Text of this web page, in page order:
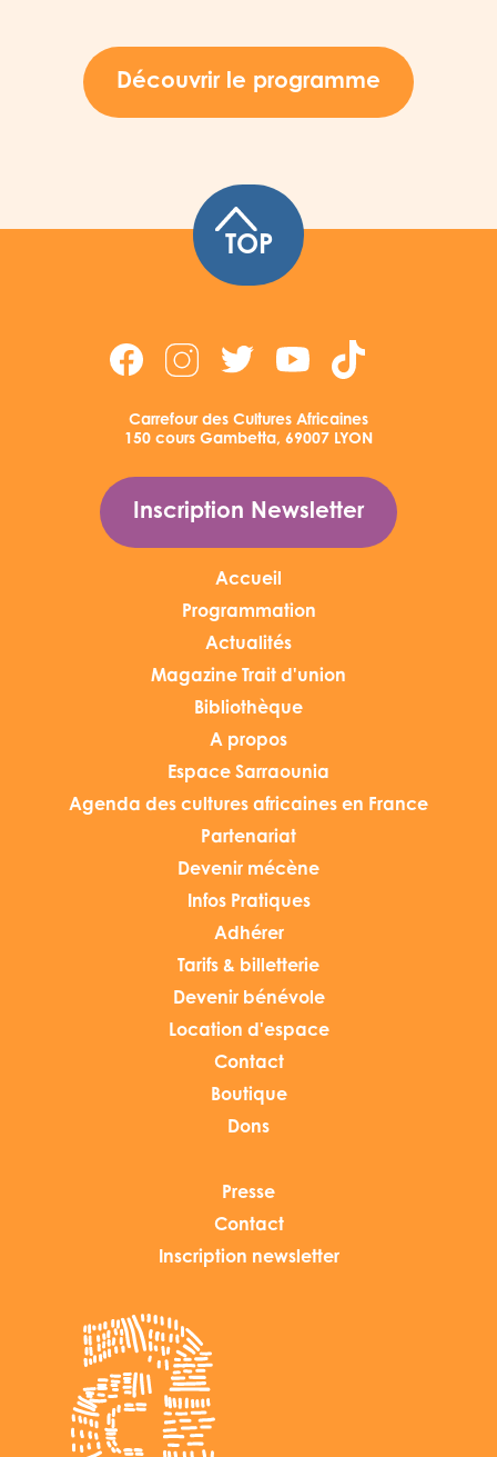
Découvrir le programme
TOP
Carrefour des Cultures Africaines
150 cours Gambetta, 69007 LYON
Inscription Newsletter
Accueil
Programmation
Actualités
Magazine Trait d'union
Bibliothèque
A propos
Espace Sarraounia
Agenda des cultures africaines en France
Partenariat
Devenir mécène
Infos Pratiques
Adhérer
Tarifs & billetterie
Devenir bénévole
Location d'espace
Contact
Boutique
Dons
Presse
Contact
Inscription newsletter